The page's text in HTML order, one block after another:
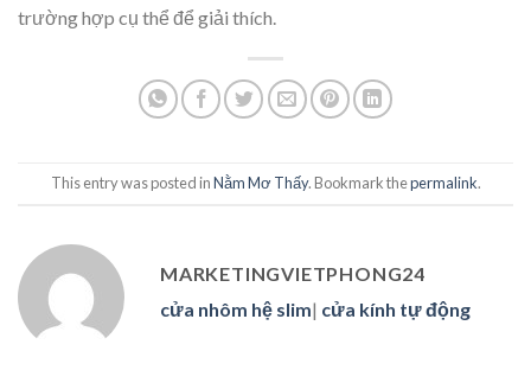
trường hợp cụ thể để giải thích.
This entry was posted inNằm Mơ Thấy. Bookmark thepermalink.
MARKETINGVIETPHONG24
cửa nhôm hệ slim| cửa kính tự động